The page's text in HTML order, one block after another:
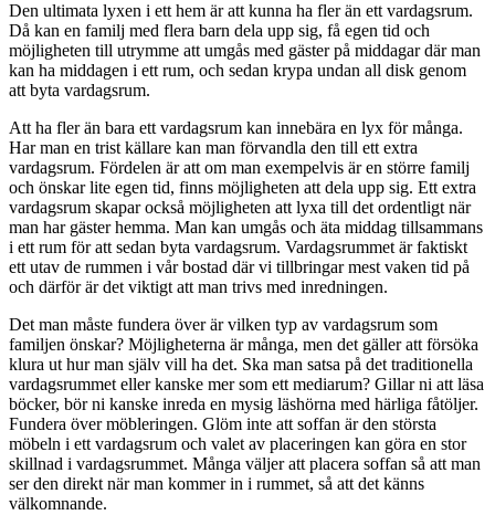
Den ultimata lyxen i ett hem är att kunna ha fler än ett vardagsrum.
Då kan en familj med flera barn dela upp sig, få egen tid och
möjligheten till utrymme att umgås med gäster på middagar där man
kan ha middagen i ett rum, och sedan krypa undan all disk genom
att byta vardagsrum.
Att ha fler än bara ett vardagsrum kan innebära en lyx för många.
Har man en trist källare kan man förvandla den till ett extra
vardagsrum. Fördelen är att om man exempelvis är en större familj
och önskar lite egen tid, finns möjligheten att dela upp sig. Ett extra
vardagsrum skapar också möjligheten att lyxa till det ordentligt när
man har gäster hemma. Man kan umgås och äta middag tillsammans
i ett rum för att sedan byta vardagsrum. Vardagsrummet är faktiskt
ett utav de rummen i vår bostad där vi tillbringar mest vaken tid på
och därför är det viktigt att man trivs med inredningen.
Det man måste fundera över är vilken typ av vardagsrum som
familjen önskar? Möjligheterna är många, men det gäller att försöka
klura ut hur man själv vill ha det. Ska man satsa på det traditionella
vardagsrummet eller kanske mer som ett mediarum? Gillar ni att läsa
böcker, bör ni kanske inreda en mysig läshörna med härliga fåtöljer.
Fundera över möbleringen. Glöm inte att soffan är den största
möbeln i ett vardagsrum och valet av placeringen kan göra en stor
skillnad i vardagsrummet. Många väljer att placera soffan så att man
ser den direkt när man kommer in i rummet, så att det känns
välkomnande.